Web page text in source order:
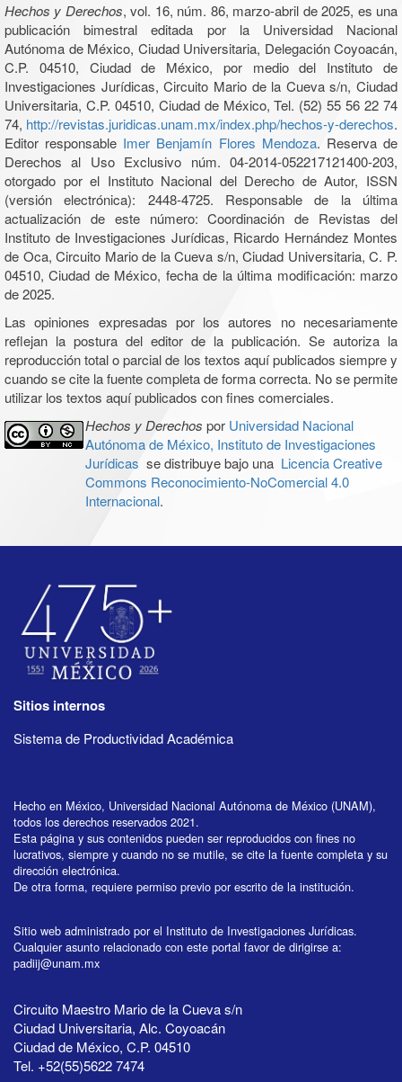
Hechos y Derechos, vol. 16, núm. 86, marzo-abril de 2025, es una
publicación bimestral editada por la Universidad Nacional
Autónoma de México, Ciudad Universitaria, Delegación Coyoacán,
C.P. 04510, Ciudad de México, por medio del Instituto de
Investigaciones Jurídicas, Circuito Mario de la Cueva s/n, Ciudad
Universitaria, C.P. 04510, Ciudad de México, Tel. (52) 55 56 22 74
74, http://revistas.juridicas.unam.mx/index.php/hechos-y-derechos.
Editor responsable Imer Benjamín Flores Mendoza. Reserva de
Derechos al Uso Exclusivo núm. 04-2014-052217121400-203,
otorgado por el Instituto Nacional del Derecho de Autor, ISSN
(versión electrónica): 2448-4725. Responsable de la última
actualización de este número: Coordinación de Revistas del
Instituto de Investigaciones Jurídicas, Ricardo Hernández Montes
de Oca, Circuito Mario de la Cueva s/n, Ciudad Universitaria, C. P.
04510, Ciudad de México, fecha de la última modificación: marzo
de 2025.
Las opiniones expresadas por los autores no necesariamente
reflejan la postura del editor de la publicación. Se autoriza la
reproducción total o parcial de los textos aquí publicados siempre y
cuando se cite la fuente completa de forma correcta. No se permite
utilizar los textos aquí publicados con fines comerciales.
Hechos y Derechos por Universidad Nacional
Autónoma de México, Instituto de Investigaciones
Jurídicas se distribuye bajo una Licencia Creative
Commons Reconocimiento-NoComercial 4.0
Internacional.
Sitios internos
Sistema de Productividad Académica
Hecho en México, Universidad Nacional Autónoma de México (UNAM),
todos los derechos reservados 2021.
Esta página y sus contenidos pueden ser reproducidos con fines no
lucrativos, siempre y cuando no se mutile, se cite la fuente completa y su
dirección electrónica.
De otra forma, requiere permiso previo por escrito de la institución.
Sitio web administrado por el Instituto de Investigaciones Jurídicas.
Cualquier asunto relacionado con este portal favor de dirigirse a:
padiij@unam.mx
Circuito Maestro Mario de la Cueva s/n
Ciudad Universitaria, Alc. Coyoacán
Ciudad de México, C.P. 04510
Tel. +52(55)5622 7474